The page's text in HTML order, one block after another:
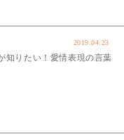
2019.04.23
知りたい！愛情表現の言葉